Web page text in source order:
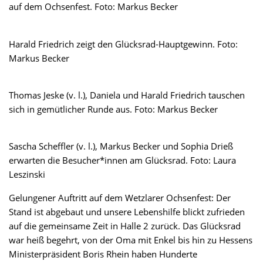
auf dem Ochsenfest. Foto: Markus Becker
Harald Friedrich zeigt den Glücksrad-Hauptgewinn. Foto:
Markus Becker
Thomas Jeske (v. l.), Daniela und Harald Friedrich tauschen
sich in gemütlicher Runde aus. Foto: Markus Becker
Sascha Scheffler (v. l.), Markus Becker und Sophia Drieß
erwarten die Besucher*innen am Glücksrad. Foto: Laura
Leszinski
Gelungener Auftritt auf dem Wetzlarer Ochsenfest: Der
Stand ist abgebaut und unsere Lebenshilfe blickt zufrieden
auf die gemeinsame Zeit in Halle 2 zurück. Das Glücksrad
war heiß begehrt, von der Oma mit Enkel bis hin zu Hessens
Ministerpräsident Boris Rhein haben Hunderte